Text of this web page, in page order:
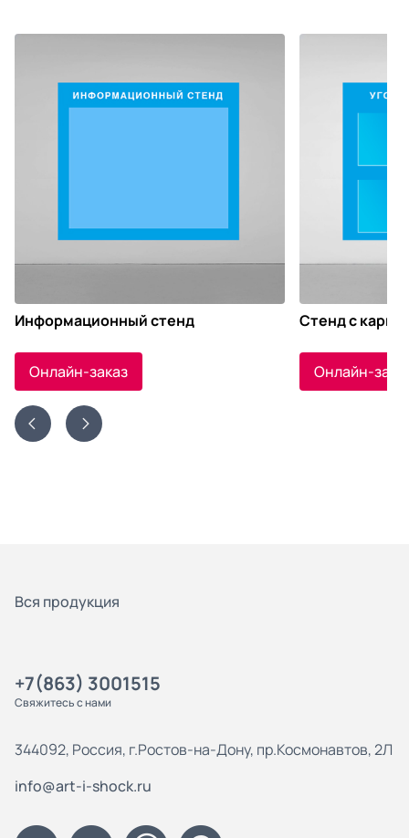
Информационный стенд
Онлайн-заказ
Стенд с
Онлайн-
Вся продукция
+7(863) 3001515
Свяжитесь с нами
344092, Россия, г.Ростов-на-Дону, пр.Космонавтов, 2Л
info@art-i-shock.ru